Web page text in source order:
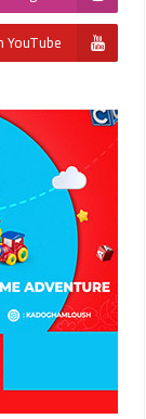
YouTube